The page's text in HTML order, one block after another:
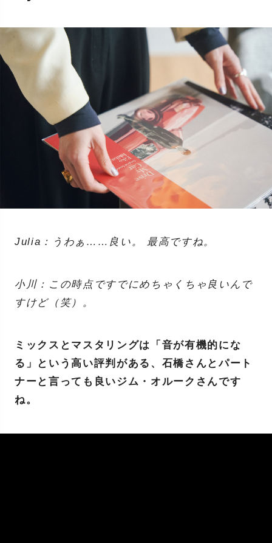
Julia：うわぁ……良い。 最高ですね。
小川：この時点ですでにめちゃくちゃ良いんで
すけど（笑）。
ミックスとマスタリングは「音が有機的にな
る」という高い評判がある、石橋さんとパート
ナーと言っても良いジム・オルークさんです
ね。